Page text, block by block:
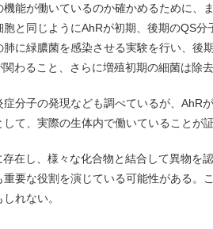
能が働いているのか確かめるために、
と同じようにAhRが初期、後期のQS
に緑膿菌を感染させる実験を行い、後
わること、さらに増殖初期の細菌は除
分子の発現なども調べているが、AhR
て、実際の生体内で働いていることが
在し、様々な化合物と結合して異物を
重要な役割を演じている可能性がある。
れない。